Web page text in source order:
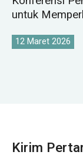
untuk
12 Maret 2026
Kirim